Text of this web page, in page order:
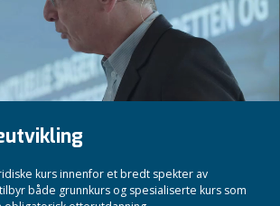
kurs innenfor et bredt spekter av
både grunnkurs og spesialiserte kurs som